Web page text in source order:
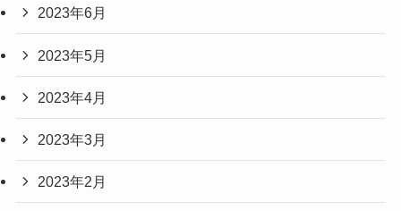
2023年6月
2023年5月
2023年4月
2023年3月
2023年2月